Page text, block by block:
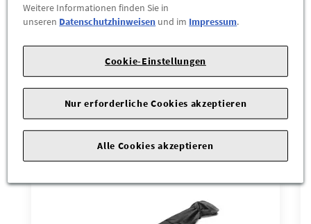
Das könnte Sie interessieren
Wird auch oft von Kunden gekauft
Weitere Informationen finden Sie in
unseren Datenschutzhinweisen und im Impressum.
Cookie-Einstellungen
Nur erforderliche Cookies akzeptieren
Alle Cookies akzeptieren